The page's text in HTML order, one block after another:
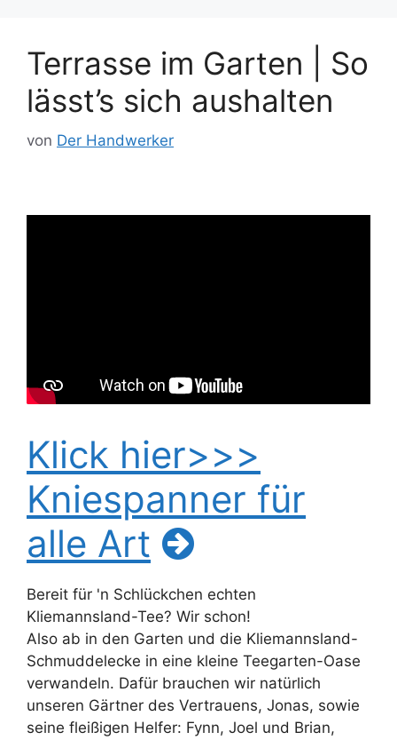
Terrasse im Garten | So
lässt’s sich aushalten
von Der Handwerker
Klick hier>>>
Kniespanner für
alle Art
Bereit für 'n Schlückchen echten
Kliemannsland-Tee? Wir schon!
Also ab in den Garten und die Kliemannsland-
Schmuddelecke in eine kleine Teegarten-Oase
verwandeln. Dafür brauchen wir natürlich
unseren Gärtner des Vertrauens, Jonas, sowie
seine fleißigen Helfer: Fynn, Joel und Brian,